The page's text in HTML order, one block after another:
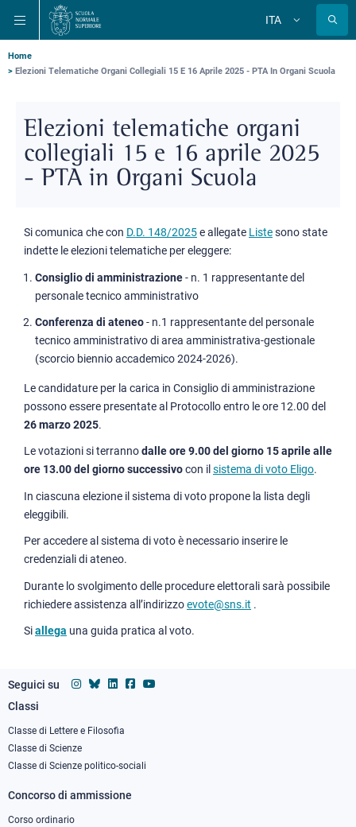
alla
navigazione
principale
contenuto
principale
alla
ricerca
principale
ITA
Briciole
Home
Elezioni Telematiche Organi Collegiali 15 E 16 Aprile 2025 - PTA In Organi Scuola
Elezioni telematiche organi
collegiali 15 e 16 aprile 2025
- PTA in Organi Scuola
Si comunica che con D.D. 148/2025e allegate Listesono state
indette le elezioni telematiche per eleggere:
Consiglio di amministrazione- n. 1 rappresentante del
personale tecnico amministrativo
Conferenza di ateneo- n.1 rappresentante del personale
tecnico amministrativo di area amministrativa-gestionale
(scorcio biennio accademico 2024-2026).
Le candidature per la carica in Consiglio di amministrazione
possono essere presentate al Protocollo entro le ore 12.00 del
26 marzo 2025.
Le votazioni si terrannodalle ore 9.00 del giorno 15 aprile alle
ore 13.00 del giorno successivocon il sistema di voto Eligo.
In ciascuna elezione il sistema di voto propone la lista degli
eleggibili.
Per accedere al sistema di voto è necessario inserire le
credenziali di ateneo.
Durante lo svolgimento delle procedure elettorali sarà possibile
richiedere assistenza all’indirizzoevote@sns.it .
Siallega una guida pratica al voto.
Seguici su
Footer
column
1
Classi
Classe di Lettere e Filosofia
Classe di Scienze
Classe di Scienze politico-sociali
Concorso di ammissione
Corso ordinario